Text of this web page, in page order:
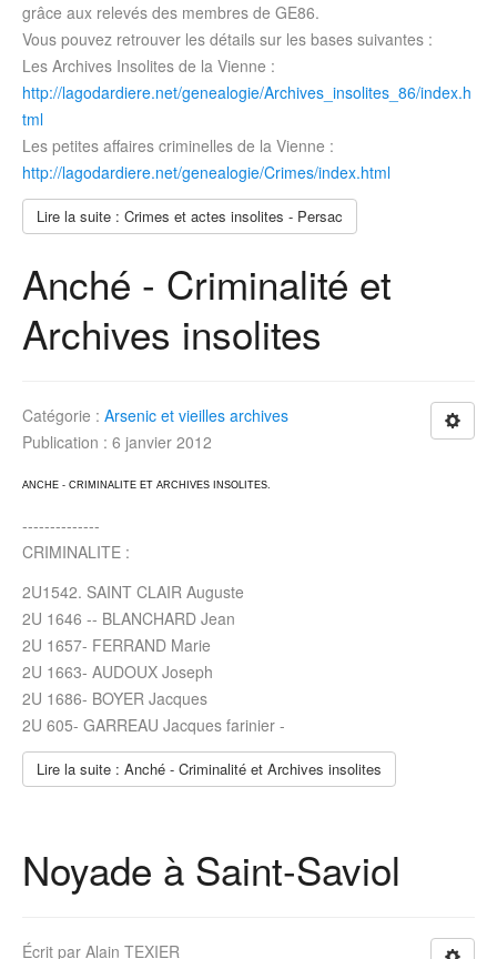
grâce aux relevés des membres de GE86.
Vous pouvez retrouver les détails sur les bases suivantes :
Les Archives Insolites de la Vienne :
http://lagodardiere.net/genealogie/Archives_insolites_86/index.h
tml
Les petites affaires criminelles de la Vienne :
http://lagodardiere.net/genealogie/Crimes/index.html
Lire la suite : Crimes et actes insolites - Persac
Anché - Criminalité et
Archives insolites
Catégorie : Arsenic et vieilles archives
Publication : 6 janvier 2012
ANCHE - CRIMINALITE ET ARCHIVES INSOLITES.
--------------
CRIMINALITE :
2U1542. SAINT CLAIR Auguste
2U 1646 -- BLANCHARD Jean
2U 1657- FERRAND Marie
2U 1663- AUDOUX Joseph
2U 1686- BOYER Jacques
2U 605- GARREAU Jacques farinier -
Lire la suite : Anché - Criminalité et Archives insolites
Noyade à Saint-Saviol
Écrit par Alain TEXIER